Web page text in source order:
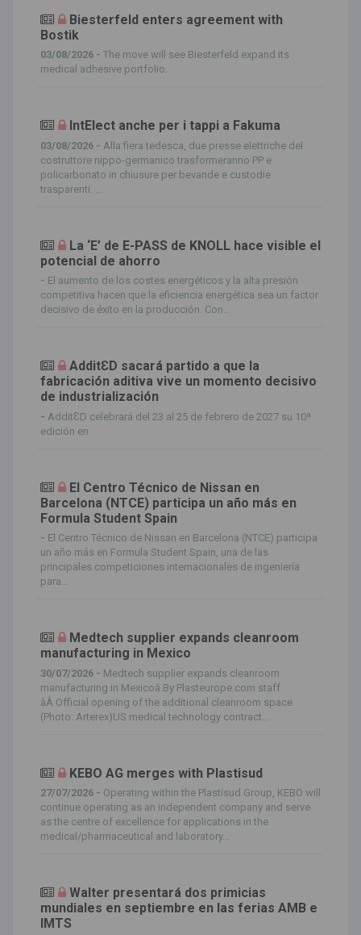
Biesterfeld enters agreement with
Bostik
03/08/2026 - The move will see Biesterfeld expand its
medical adhesive portfolio.
IntElect anche per i tappi a Fakuma
03/08/2026 - Alla fiera tedesca, due presse elettriche del
costruttore nippo-germanico trasformeranno PP e
policarbonato in chiusure per bevande e custodie
trasparenti. ...
La ‘E’ de E-PASS de KNOLL hace visible el
potencial de ahorro
- El aumento de los costes energéticos y la alta presión
competitiva hacen que la eficiencia energética sea un factor
decisivo de éxito en la producción. Con...
AdditƐD sacará partido a que la
fabricación aditiva vive un momento decisivo
de industrialización
- AdditƐD celebrará del 23 al 25 de febrero de 2027 su 10ª
edición en
El Centro Técnico de Nissan en
Barcelona (NTCE) participa un año más en
Formula Student Spain
- El Centro Técnico de Nissan en Barcelona (NTCE) participa
un año más en Formula Student Spain, una de las
principales competiciones internacionales de ingeniería
para...
Medtech supplier expands cleanroom
manufacturing in Mexico
30/07/2026 - Medtech supplier expands cleanroom
manufacturing in Mexicoâ By Plasteurope.com staff
âÂ Official opening of the additional cleanroom space
(Photo: Arterex)US medical technology contract...
KEBO AG merges with Plastisud
27/07/2026 - Operating within the Plastisud Group, KEBO will
continue operating as an independent company and serve
as the centre of excellence for applications in the
medical/pharmaceutical and laboratory...
Walter presentará dos primicias
mundiales en septiembre en las ferias AMB e
IMTS